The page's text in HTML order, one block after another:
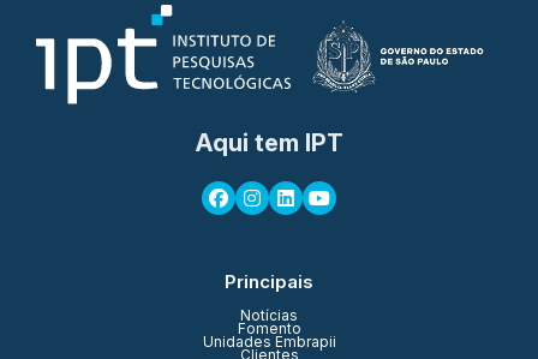
Aqui tem IPT
Principais
Notícias
Fomento
Unidades Embrapii
Clientes